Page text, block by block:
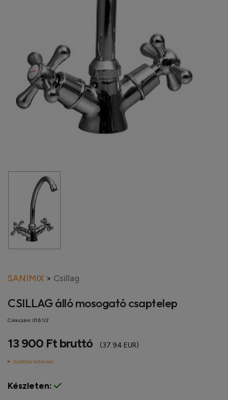
SANIMIX > Csillag
CSILLAG álló mosogató csaptelep
Cikkszám: 01.6.1/2
13 900 Ft bruttó (37.94 EUR)
Szállítási feltételek
Készleten: